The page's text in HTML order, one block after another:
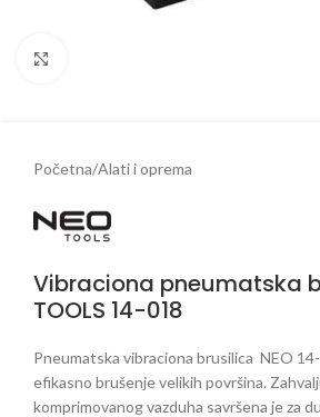
Početna/Alati i oprema
Vibraciona pneumatska
TOOLS 14-018
Pneumatska vibraciona brusilica NEO
efikasno brušenje velikih površina.
komprimovanog vazduha savršena je za